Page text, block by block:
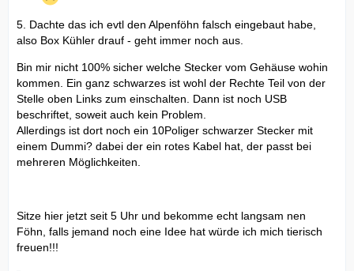
5. Dachte das ich evtl den Alpenföhn falsch eingebaut habe,
also Box Kühler drauf - geht immer noch aus.
Bin mir nicht 100% sicher welche Stecker vom Gehäuse wohin
kommen. Ein ganz schwarzes ist wohl der Rechte Teil von der
Stelle oben Links zum einschalten. Dann ist noch USB
beschriftet, soweit auch kein Problem.
Allerdings ist dort noch ein 10Poliger schwarzer Stecker mit
einem Dummi? dabei der ein rotes Kabel hat, der passt bei
mehreren Möglichkeiten.
Sitze hier jetzt seit 5 Uhr und bekomme echt langsam nen
Föhn, falls jemand noch eine Idee hat würde ich mich tierisch
freuen!!!